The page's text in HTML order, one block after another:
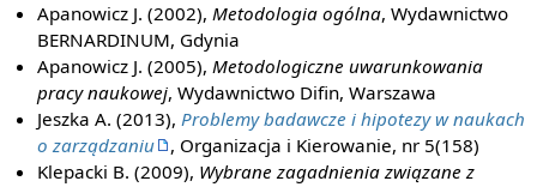
Apanowicz J. (2002),Metodologia ogólna, Wydawnictwo
BERNARDINUM, Gdynia
Apanowicz J. (2005),Metodologiczne uwarunkowania
pracy naukowej, Wydawnictwo Difin, Warszawa
Jeszka A. (2013),Problemy badawcze i hipotezy w naukach
o zarządzaniu
, Organizacja i Kierowanie, nr 5(158)
Klepacki B. (2009), Wybrane zagadnienia związane z